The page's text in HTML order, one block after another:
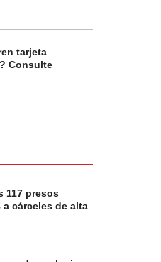
tarjeta
Consulte
117 presos
a cárceles de alta